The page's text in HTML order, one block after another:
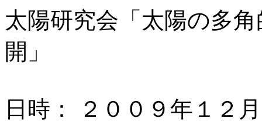
太陽研究会「太陽の多
開」
日時： ２００９年１２